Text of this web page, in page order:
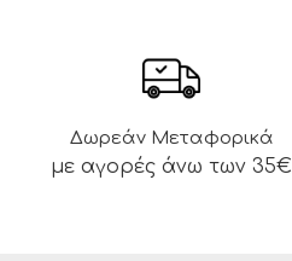
Δωρεάν Μεταφορικά
με αγορές άνω των 35€